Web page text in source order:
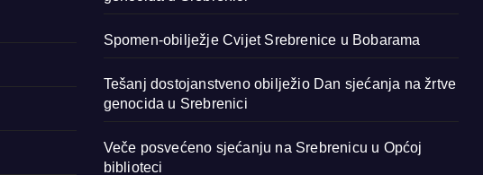
Spomen-obilježje Cvijet Srebrenice u Bobarama
Tešanj dostojanstveno obilježio Dan sjećanja na žrtve
genocida u Srebrenici
Veče posvećeno sjećanju na Srebrenicu u Općoj
biblioteci